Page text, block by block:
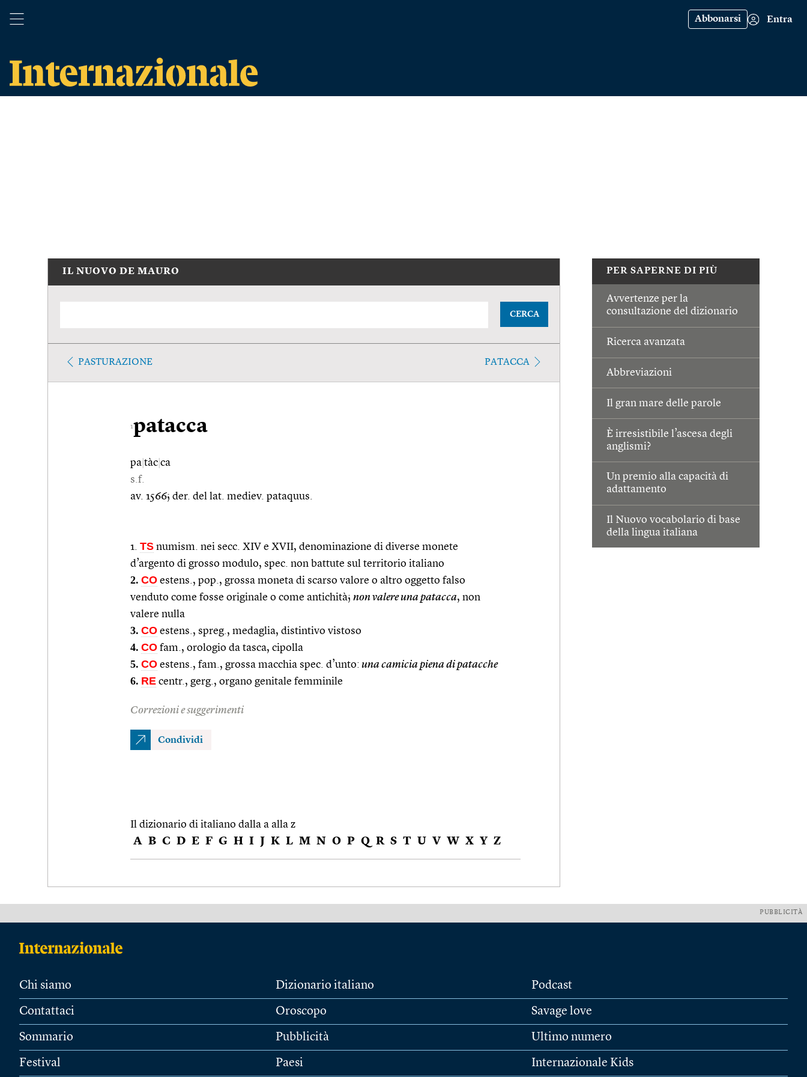
Abbonarsi Entra
PER SAPERNE DI PIÙ
Avvertenze per la
consultazione del dizionario
Ricerca avanzata
Abbreviazioni
Il gran mare delle parole
È irresistibile l’ascesa degli
anglismi?
Un premio alla capacità di
adattamento
Il Nuovo vocabolario di base
della lingua italiana
IL NUOVO DE MAURO
CERCA
PASTURAZIONE PATACCA
1patacca
pa tàc ca
s.f.
av. 1566; der. del lat. mediev. pataquus.
1. TS numism. nei secc. XIV e XVII, denominazione di diverse monete
d’argento di grosso modulo, spec. non battute sul territorio italiano
2. CO estens., pop., grossa moneta di scarso valore o altro oggetto falso
venduto come fosse originale o come antichità; non valere una patacca, non
valere nulla
3. CO estens., spreg., medaglia, distintivo vistoso
4. CO fam., orologio da tasca, cipolla
5. CO estens., fam., grossa macchia spec. d’unto: una camicia piena di patacche
6. RE centr., gerg., organo genitale femminile
Correzioni e suggerimenti
Condividi
Il dizionario di italiano dalla a alla z
A B C D E F G H I J K L M N O P Q R S T U V W X Y Z
PUBBLICITÀ
Chi siamo
Contattaci
Sommario
Festival
Dizionario italiano
Oroscopo
Pubblicità
Paesi
Podcast
Savage love
Ultimo numero
Internazionale Kids